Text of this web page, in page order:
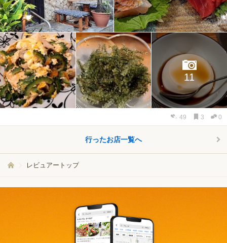
11
49 3 0
行ったお店一覧へ
レビュアートップ